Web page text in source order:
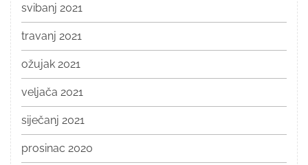
svibanj 2021
travanj 2021
ožujak 2021
veljača 2021
siječanj 2021
prosinac 2020